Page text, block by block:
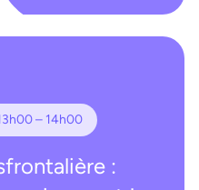
– 14h00
: